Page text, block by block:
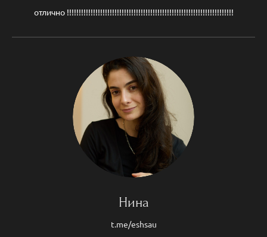
отлично !!!!!!!!!!!!!!!!!!!!!!!!!!!!!!!!!!!!!!!!!!!!!!!!!!!!!!!!!!!!!!!!!!!!!!
Нина
t.me/eshsau